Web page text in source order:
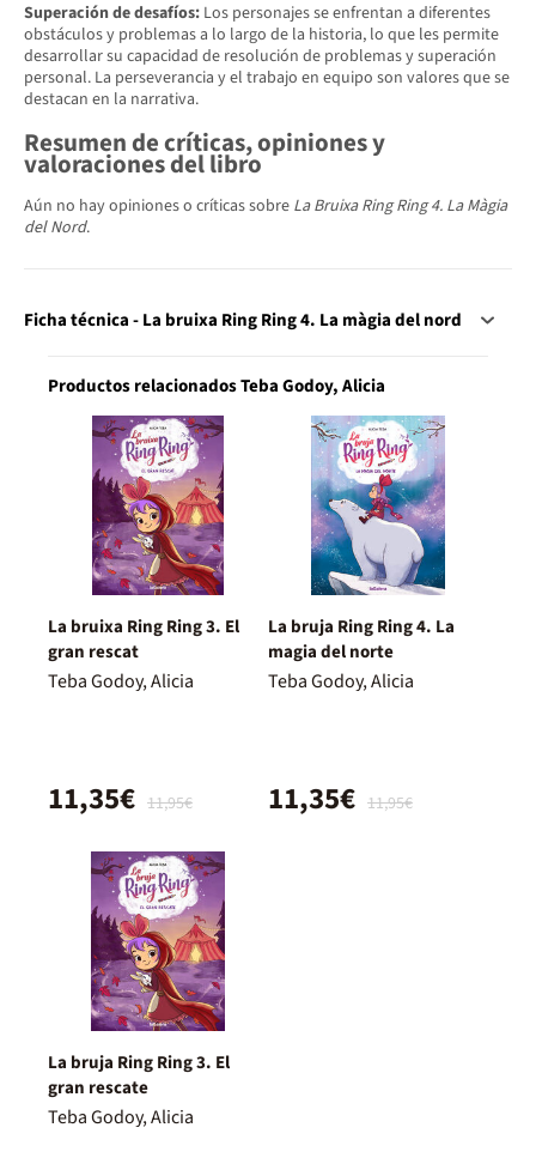
Superación de desafíos: Los personajes se enfrentan a diferentes
obstáculos y problemas a lo largo de la historia, lo que les permite
desarrollar su capacidad de resolución de problemas y superación
personal. La perseverancia y el trabajo en equipo son valores que se
destacan en la narrativa.
Resumen de críticas, opiniones y
valoraciones del libro
Aún no hay opiniones o críticas sobre La Bruixa Ring Ring 4. La Màgia
del Nord.
Ficha técnica - La bruixa Ring Ring 4. La màgia del nord
Productos relacionados Teba Godoy, Alicia
La bruixa Ring Ring 3. El
gran rescat
Teba Godoy, Alicia
11,95€
11,35€
La bruja Ring Ring 4. La
magia del norte
Teba Godoy, Alicia
11,95€
11,35€
La bruja Ring Ring 3. El
gran rescate
Teba Godoy, Alicia